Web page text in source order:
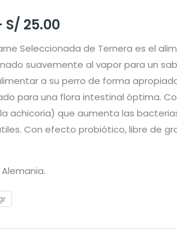
S/ 25.00Rango
de
precios:
desde
S/ 17.00
Seleccionada de Ternera es el
suavemente al vapor para un
a su perro de forma
para una flora intestinal óptima.
achicoria) que aumenta las
Con efecto probiótico, libre de